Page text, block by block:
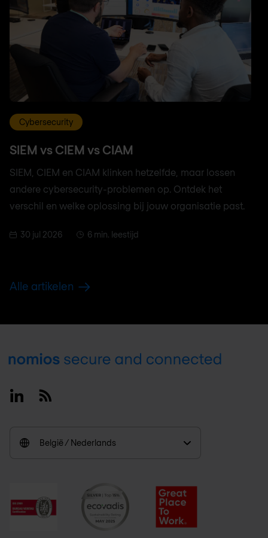
Cybersecurity
SIEM vs CIEM vs CIAM
SIEM, CIEM en CIAM klinken hetzelfde, maar lossen
andere cybersecurity-problemen op. Ontdek het
verschil en welke oplossing bij jouw organisatie past.
30 jul 2026 6 min. leestijd
Alle artikelen
Footer
LinkedinRSS
België / Nederlands